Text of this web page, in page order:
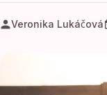
Veronika Lukáčová